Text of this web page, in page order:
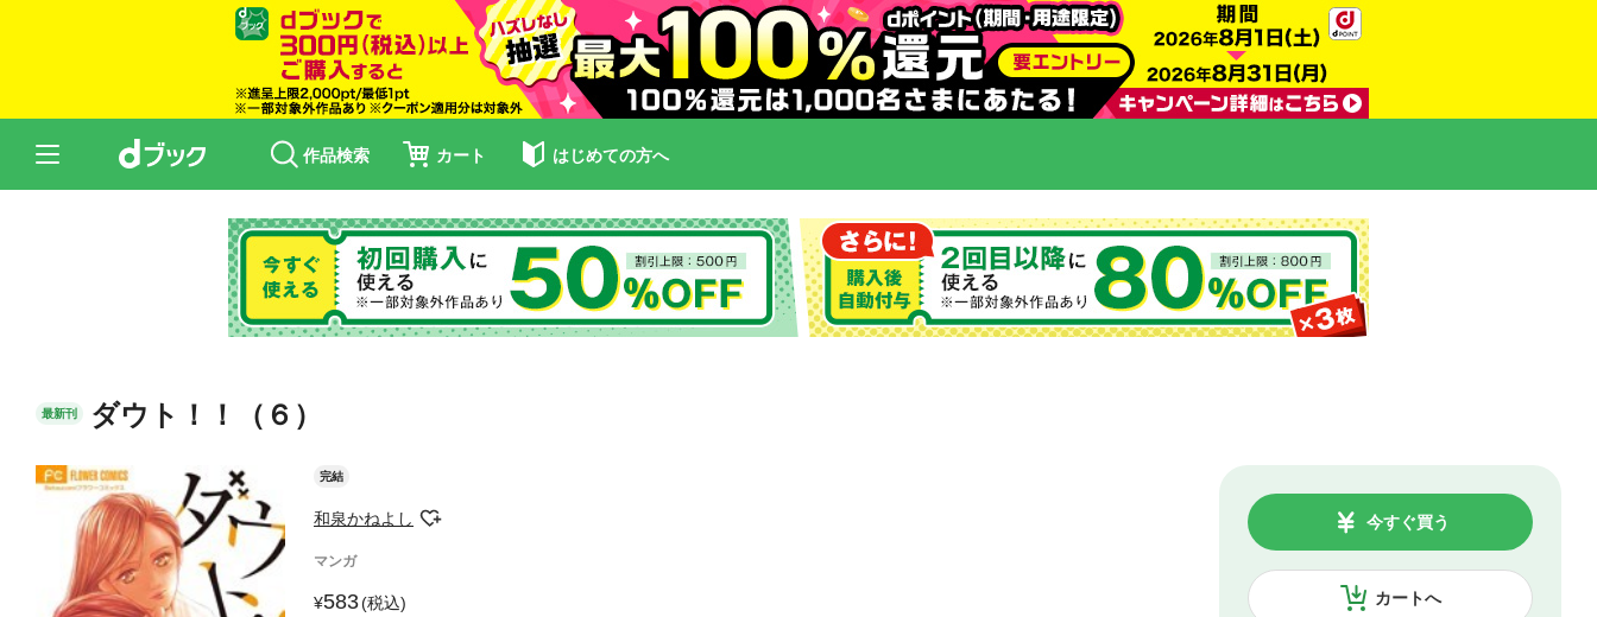
作品検索 カート はじめての方へ
最新刊 ダウト！！（６）
完結
和泉かねよし
マンガ
583(税込) カートへ
今すぐ買う